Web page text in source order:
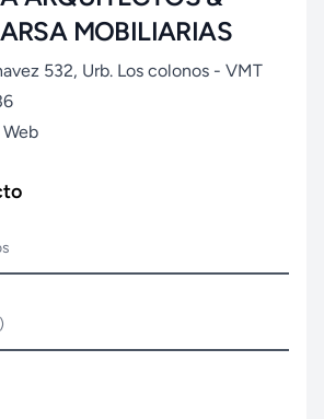
MOBILIARIAS
532, Urb. Los colonos - VMT